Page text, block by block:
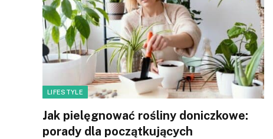
LIFESTYLE
Jak pielęgnować rośliny doniczkowe:
porady dla początkujących